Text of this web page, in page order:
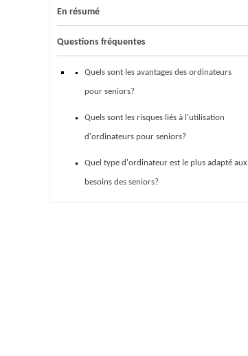
En résumé
Questions fréquentes
Quels sont les avantages des ordinateurs
pour seniors?
Quels sont les risques liés à l'utilisation
d'ordinateurs pour seniors?
Quel type d'ordinateur est le plus adapté aux
besoins des seniors?